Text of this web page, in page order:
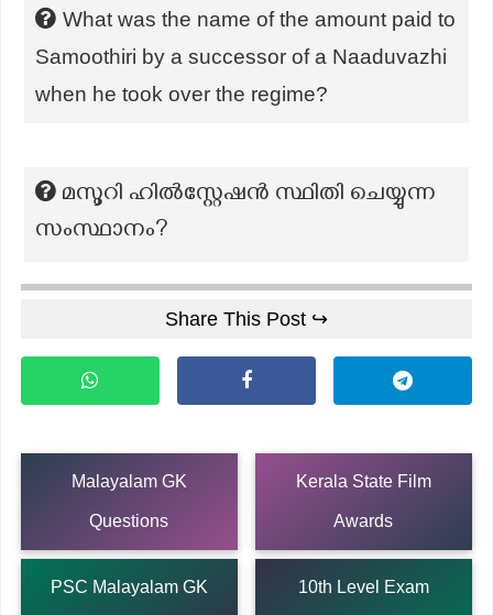
What was the name of the amount paid to
Samoothiri by a successor of a Naaduvazhi
when he took over the regime?
മസൂറി ഹിൽസ്റ്റേഷൻ സ്ഥിതി ചെയ്യുന്ന
സംസ്ഥാനം?
Share This Post ↪
Malayalam GK
Questions
Kerala State Film
Awards
PSC Malayalam GK 10th Level Exam